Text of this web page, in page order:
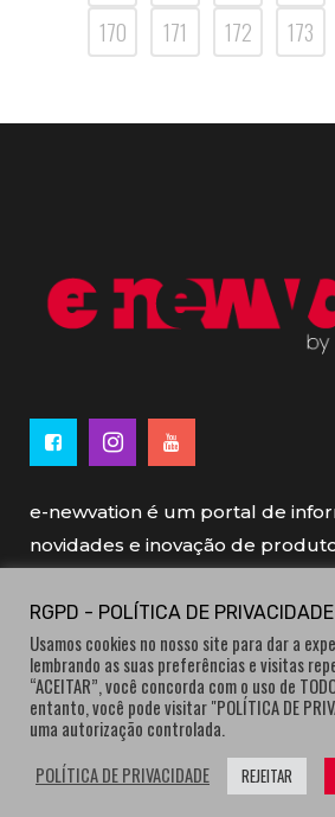
170
171 172 173
e-newvation é um portal de
novidades e inovação de
e-newvation tem o patrocínio do
Ano”, o prémio de inovação
consumidores.
RGPD - POLÍTICA DE PRIVACIDADE
Usamos cookies no nosso site para dar a
lembrando as suas preferências e visitas
“ACEITAR”, você concorda com o uso de
entanto, você pode visitar "POLÍTICA DE
uma autorização controlada.
POLÍTICA DE PRIVACIDADE
REJEITAR